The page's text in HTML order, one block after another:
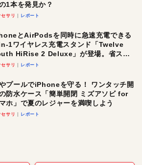
1本を発見か？
セサリ レポート
とAirPodsを同時に急速充電できる
1ワイヤレス充電スタンド「Twelve
HiRise 2 Deluxe」が登場。省スペ
でおしゃれに充電したい人にオスス
セサリ レポート
プールでiPhoneを守る！ ワンタッチ開
防水ケース「簡単開閉 ミズアソビ for
ホ」で夏のレジャーを満喫しよう
セサリ レポート